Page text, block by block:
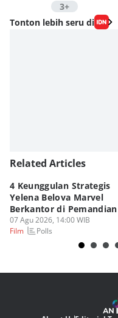
3+
Editor
Fahrul Razi Uni
Tonton lebih seru di
Related Articles
4 Keunggulan Strategis
Yelena Belova Marvel
Berkantor di Pemandian
07 Agu 2026, 14:00 WIB
Film
Polls